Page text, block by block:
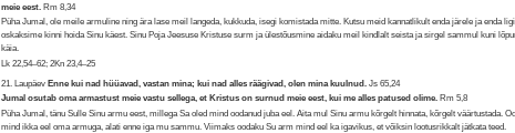
meie eest. Rm 8,34
Püha Jumal, ole meile armuline ning ära lase meil langeda, kukkuda, isegi komistada mitte. Kutsu meid kannatlikult enda järele ja enda
oskaksime kinni hoida Sinu käest. Sinu Poja Jeesuse Kristuse surm ja ülestõusmine aidaku meil kindlalt seista ja sirgel sammul kuni
käia.
Lk 22,54–62; 2Kn 23,4–25
21. LaupäevEnne kui nad hüüavad, vastan mina; kui nad alles räägivad, olen mina kuulnud.Js 65,24
Jumal osutab oma armastust meie vastu sellega, et Kristus on surnud meie eest, kui me alles patused olime. Rm 5,8
Püha Jumal, tänu Sulle Sinu armu eest, millega Sa oled mind oodanud juba eel. Aita mul Sinu armu kõrgelt hinnata, kõrgelt väärtustada.
mind ikka eel oma armuga, alati enne iga mu sammu. Viimaks oodaku Su arm mind eel ka igavikus, et võiksin lootusrikkalt jätkata teed.